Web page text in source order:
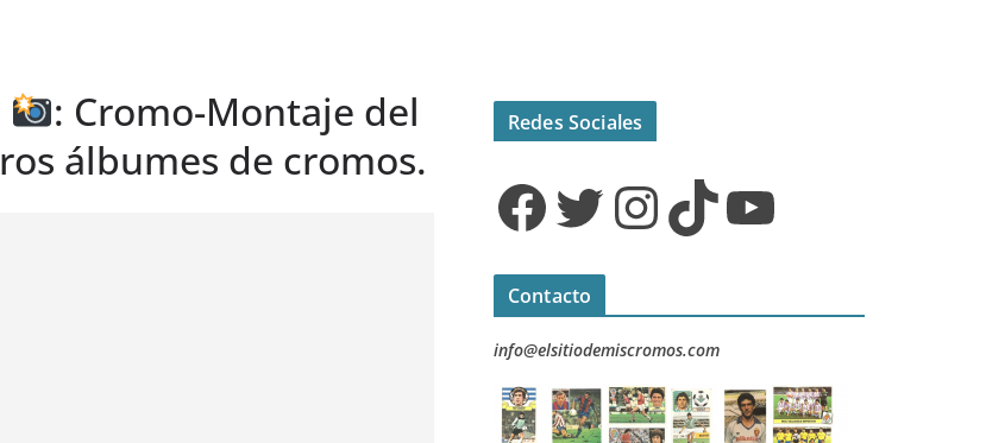
: Cromo-Montaje del
álbumes de cromos.
Redes Sociales
Facebook Twitter InstagramTikTok YouTube
Contacto
info@elsitiodemiscromos.com